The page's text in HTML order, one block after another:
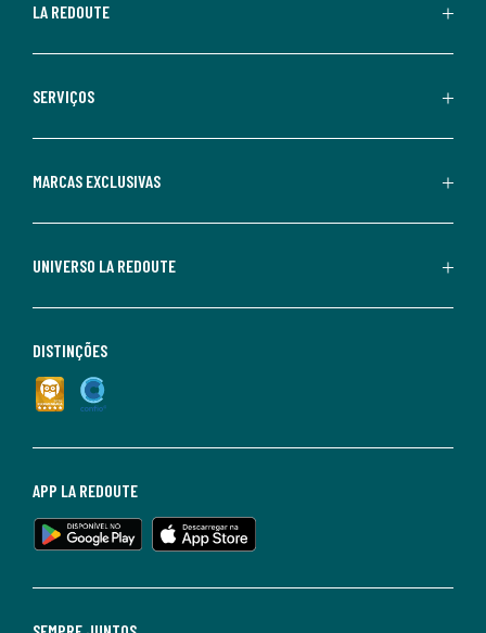
LA REDOUTE
SERVIÇOS
MARCAS EXCLUSIVAS
UNIVERSO LA REDOUTE
APP LA REDOUTE
DISTINÇÕES